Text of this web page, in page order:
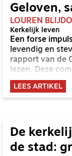
Geloven,
LOUREN
Kerkelijk leven
Een forse
levendig en
rapport van de
lezen. Deze
de GKv en NGK
Deventer in
de staat van
rapport voor de
voorstellen tot
uitgebreid met
LEES ARTIKEL
De
de stad: